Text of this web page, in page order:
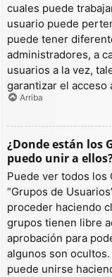
cuales puede
usuario puede
puede tener
administradores, a
usuarios a la vez,
garantizar el acceso
Arriba
¿Donde están los
puedo unir a
Puede ver todos los
“Grupos de
proceder haciendo
grupos tienen libre
aprobación para
algunos son
puede unirse